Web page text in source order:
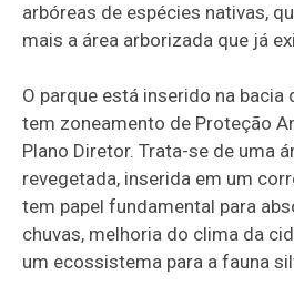
arbóreas de espécies nativas,
mais a área arborizada que já
O parque está inserido na bacia
tem zoneamento de Proteção
Plano Diretor. Trata-se de uma
revegetada, inserida em um
tem papel fundamental para
chuvas, melhoria do clima da
um ecossistema para a fauna